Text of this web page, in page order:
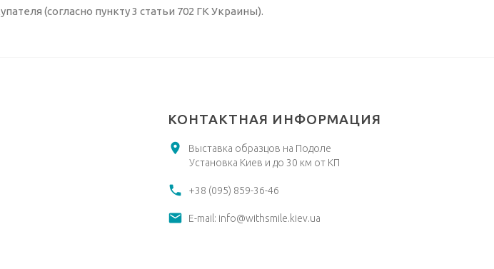
(согласно пункту 3 статьи 702 ГК Украины).
КОНТАКТНАЯ ИНФОРМАЦИЯ
Выставка образцов на Подоле
Установка Киев и до 30 км от КП
+38 (095) 859-36-46
E-mail: info@withsmile.kiev.ua